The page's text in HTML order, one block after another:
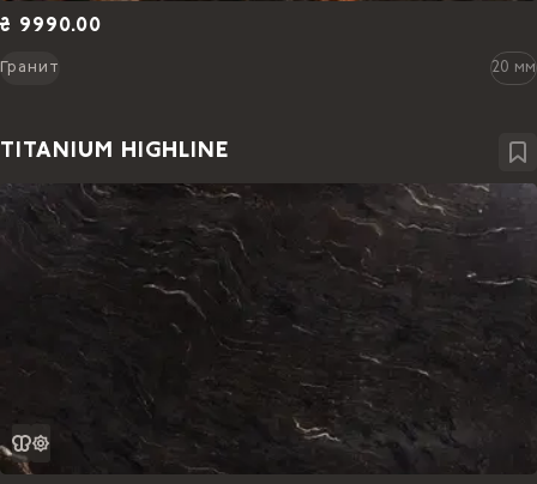
₴ 9990.00
Гранит 20 мм
TITANIUM HIGHLINE